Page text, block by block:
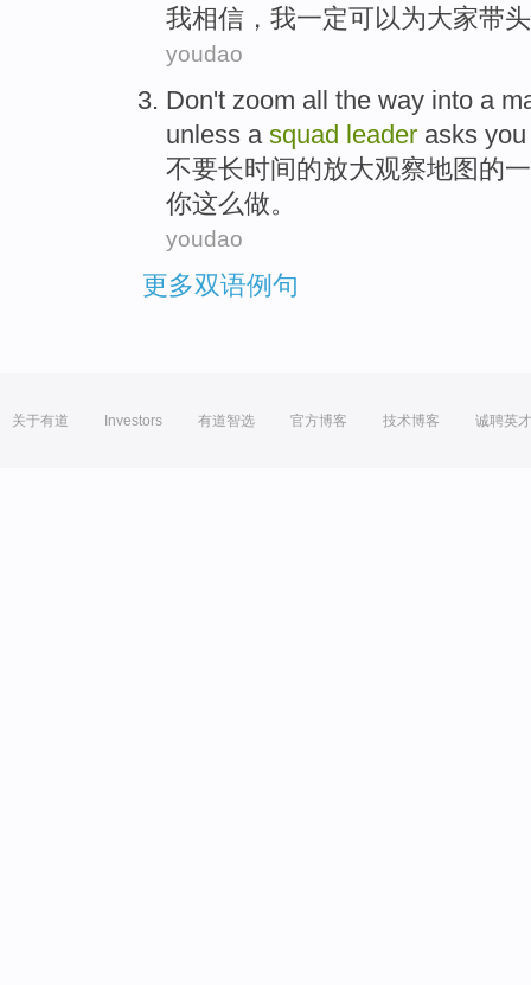
我相信 ，我一定可以为大家带头
youdao
Don't zoom all the way into a
unless a squad leader asks you
不要长时间的放大观察地图的一
你这么做。
youdao
更多双语例句
关于有道 Investors 有道智选 官方博客 技术博客 诚聘英才